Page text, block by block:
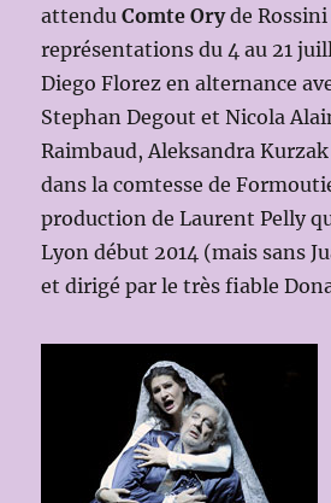
attenduComte Oryde Rossini
représentations du 4 au 21
Diego Florez en alternance
Stephan Degout et Nicola
Raimbaud, Aleksandra
dans la comtesse de
production de Laurent Pelly
Lyon début 2014 (mais sans
et dirigé par le très fiable